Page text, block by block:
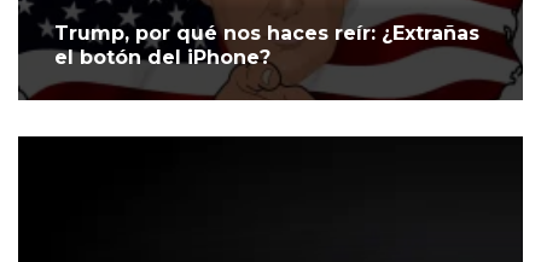
Trump, por qué nos haces reír: ¿Extrañas
el botón del iPhone?